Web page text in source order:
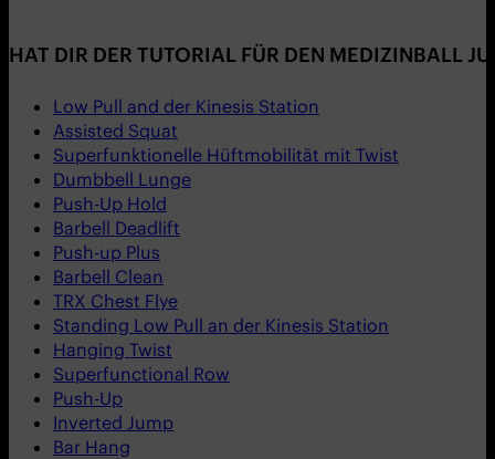
HAT DIR DER TUTORIAL FÜR DEN MEDIZINBALL
Low Pull and der Kinesis Station
Assisted Squat
Superfunktionelle Hüftmobilität mit Twist
Dumbbell Lunge
Push-Up Hold
Barbell Deadlift
Push-up Plus
Barbell Clean
TRX Chest Flye
Standing Low Pull an der Kinesis Station
Hanging Twist
Superfunctional Row
Push-Up
Inverted Jump
Bar Hang